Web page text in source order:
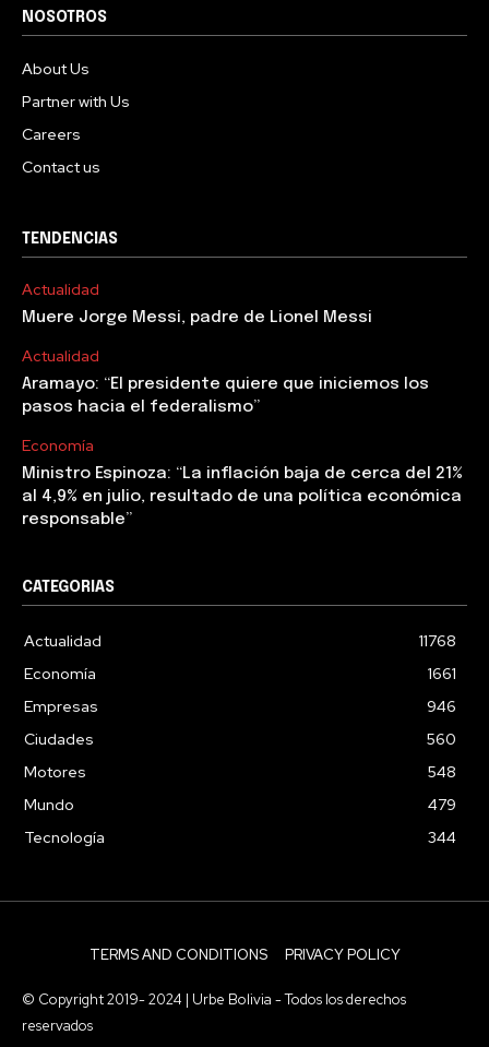
NOSOTROS
About Us
Partner with Us
Careers
Contact us
TENDENCIAS
Actualidad
Muere Jorge Messi, padre de Lionel Messi
Actualidad
Aramayo: “El presidente quiere que iniciemos los
pasos hacia el federalismo”
Economía
Ministro Espinoza: “La inflación baja de cerca del 21%
al 4,9% en julio, resultado de una política económica
responsable”
CATEGORIAS
Actualidad
11768
Economía
1661
Empresas
946
Ciudades
560
Motores
548
Mundo
479
Tecnología
344
TERMS AND CONDITIONS PRIVACY POLICY
© Copyright 2019- 2024 | Urbe Bolivia - Todos los derechos
reservados